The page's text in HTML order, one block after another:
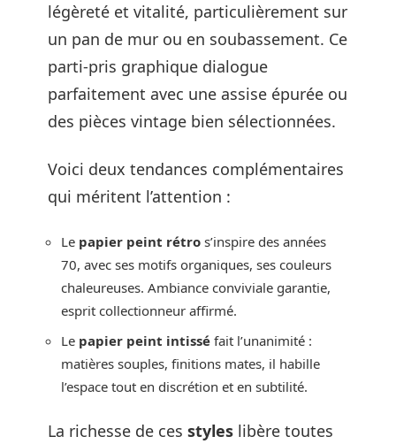
légèreté et vitalité, particulièrement sur
un pan de mur ou en soubassement. Ce
parti-pris graphique dialogue
parfaitement avec une assise épurée ou
des pièces vintage bien sélectionnées.
Voici deux tendances complémentaires
qui méritent l’attention :
Le papier peint rétro s’inspire des années
70, avec ses motifs organiques, ses couleurs
chaleureuses. Ambiance conviviale garantie,
esprit collectionneur affirmé.
Le papier peint intissé fait l’unanimité :
matières souples, finitions mates, il habille
l’espace tout en discrétion et en subtilité.
La richesse de ces styles libère toutes